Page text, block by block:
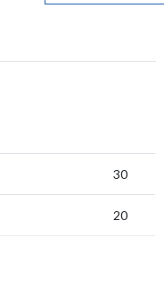
30
20